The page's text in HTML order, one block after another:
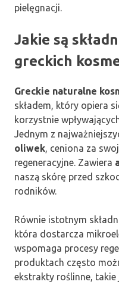
pielęgnacji.
Jakie są
greckich
Greckie naturalne
składem, który opiera
korzystnie
Jednym z
oliwek, ceniona za
regeneracyjne. Zawiera
naszą skórę przed
rodników.
Równie istotnym
która dostarcza
wspomaga procesy
produktach często
ekstrakty roślinne, takie